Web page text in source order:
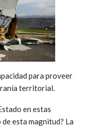
para proveer
territorial.
en estas
esta magnitud? La